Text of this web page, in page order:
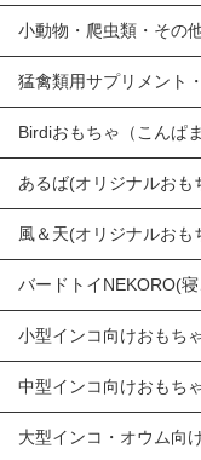
小動物・爬虫類・その
猛禽類用サプリメント
Birdiおもちゃ（こんぱ
あるば(オリジナルおも
風＆天(オリジナルおも
バードトイNEKORO(
小型インコ向けおもち
中型インコ向けおもち
大型インコ・オウム向